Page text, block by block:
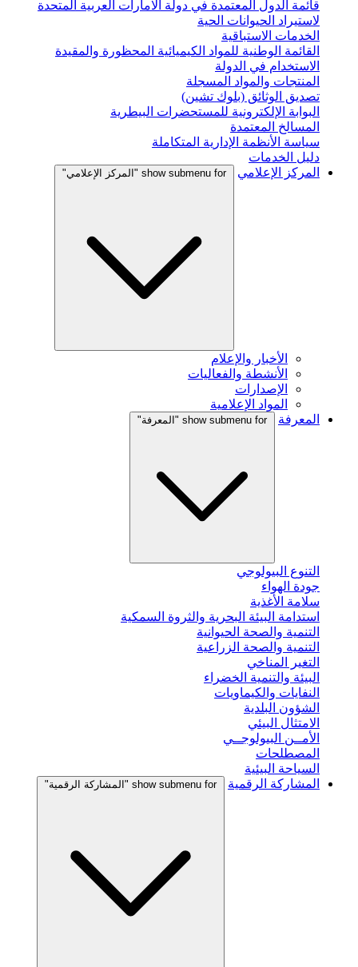
قائمة الدول المعتمدة في دولة الامارات العربية المتحدة
لاستيراد الحيوانات الحية
الخدمات الاستباقية
القائمة الوطنية للمواد الكيميائية المحظورة والمقيدة
الاستخدام في الدولة
المنتجات والمواد المسجلة
تصديق الوثائق (بلوك تشين)
البوابة الإلكترونية للمستحضرات البيطرية
المسالخ المعتمدة
سياسة الأنظمة الإدارية المتكاملة
دليل الخدمات
المركز الإعلامي
show submenu for "المركز الإعلامي"
الأخبار والإعلام
الأنشطة والفعاليات
الإصدارات
المواد الإعلامية
المعرفة
show submenu for "المعرفة"
التنوع البيولوجي
جودة الهواء
سلامة الأغذية
استدامة البيئة البحرية والثروة السمكية
التنمية والصحة الحيوانية
التنمية والصحة الزراعية
التغير المناخي
البيئة والتنمية الخضراء
النفايات والكيماويات
الشؤون البلدية
الامتثال البيئي
الأمــن البيولوجــي
المصطلحات
السياحة البيئية
المشاركة الرقمية
show submenu for "المشاركة الرقمية"